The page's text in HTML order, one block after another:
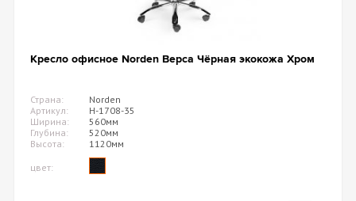
Кресло офисное Norden Верса Чёрная экокожа Хром
Страна:
Norden
Артикул:
H-1708-35
Ширина:
560мм
Глубина:
520мм
Высота:
1120мм
цвет: